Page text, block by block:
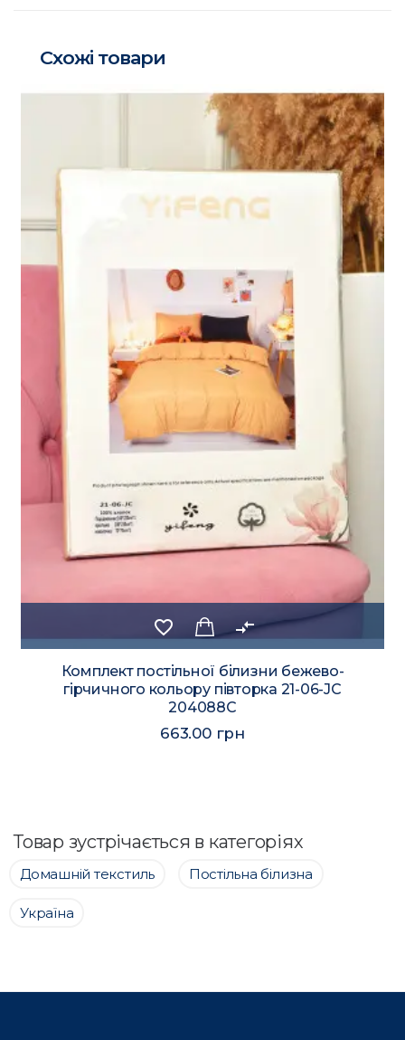
Схожі товари
favorite_border compare_arrows
Комплект постільної білизни бежево-
гірчичного кольору півторка 21-06-JС
204088C
663.00 грн
Товар зустрічається в категоріях
Домашній текстиль Постільна білизна
Україна